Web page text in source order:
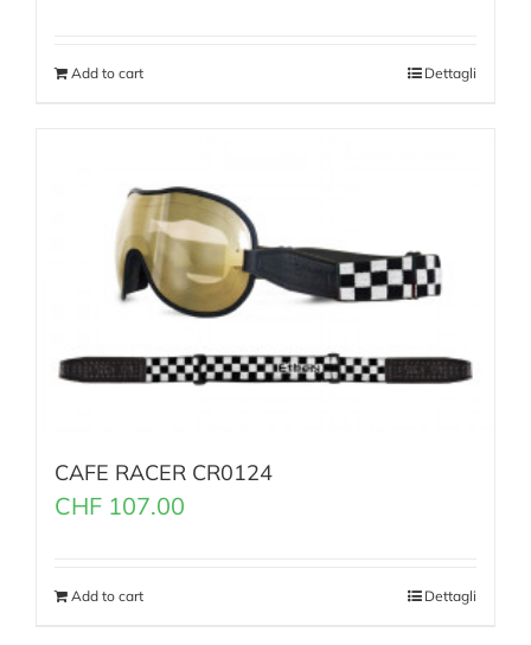
Add to cart Dettagli
CAFE RACER CR0124
CHF 107.00
Add to cart Dettagli